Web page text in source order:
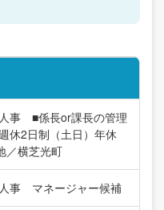
事 ■係長or課長の管理
2日制（土日）年休
横芝光町
事 マネージャー候補